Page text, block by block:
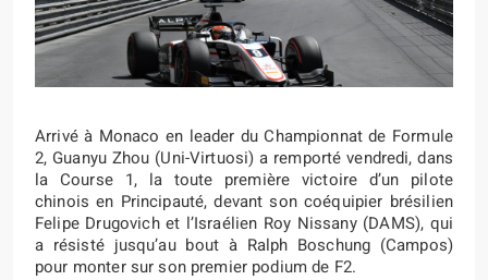
Arrivé à Monaco en leader du Championnat de Formule
2, Guanyu Zhou (Uni-Virtuosi) a remporté vendredi, dans
la Course 1, la toute première victoire d’un pilote
chinois en Principauté, devant son coéquipier brésilien
Felipe Drugovich et l’Israélien Roy Nissany (DAMS), qui
a résisté jusqu’au bout à Ralph Boschung (Campos)
pour monter sur son premier podium de F2.